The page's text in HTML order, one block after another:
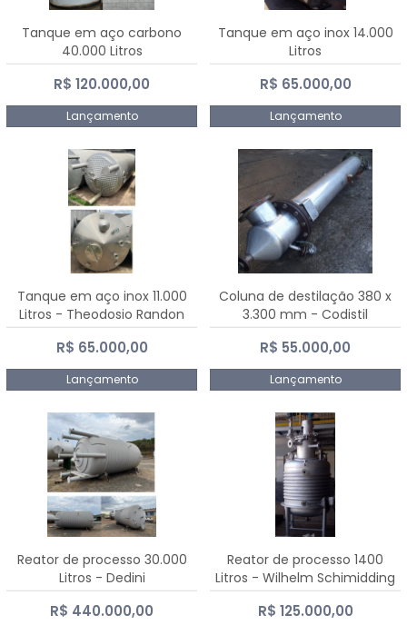
Tanque em aço carbono
40.000 Litros
R$ 120.000,00
Lançamento
Tanque em aço inox 14.000
Litros
R$ 65.000,00
Lançamento
Tanque em aço inox 11.000
Litros - Theodosio Randon
R$ 65.000,00
Lançamento
Coluna de destilação 380 x
3.300 mm - Codistil
R$ 55.000,00
Lançamento
Reator de processo 30.000
Litros - Dedini
R$ 440.000,00
Reator de processo 1400
Litros - Wilhelm Schimidding
R$ 125.000,00